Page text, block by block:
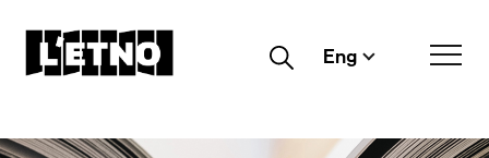
Buscar Eng